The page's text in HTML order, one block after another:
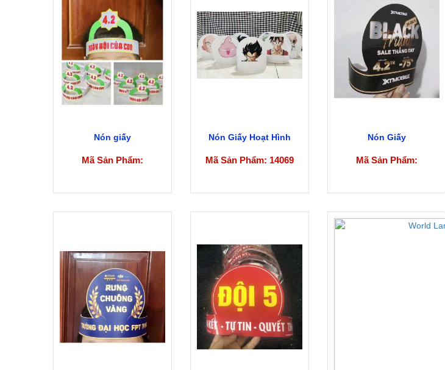
Nón giấy
Mã Sản Phẩm:
Nón Giấy Hoạt Hình
Mã Sản Phẩm: 14069
Nón Giấy
Mã Sản Phẩm: